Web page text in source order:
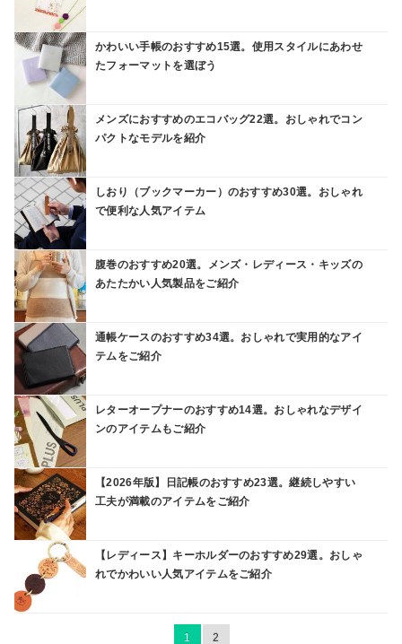
かわいい手帳のおすすめ15選。使用スタイルにあわせ
たフォーマットを選ぼう
メンズにおすすめのエコバッグ22選。おしゃれでコン
パクトなモデルを紹介
しおり（ブックマーカー）のおすすめ30選。おしゃれ
で便利な人気アイテム
腹巻のおすすめ20選。メンズ・レディース・キッズの
あたたかい人気製品をご紹介
通帳ケースのおすすめ34選。おしゃれで実用的なアイ
テムをご紹介
レターオープナーのおすすめ14選。おしゃれなデザイ
ンのアイテムもご紹介
【2026年版】日記帳のおすすめ23選。継続しやすい
工夫が満載のアイテムをご紹介
【レディース】キーホルダーのおすすめ29選。おしゃ
れでかわいい人気アイテムをご紹介
1 2